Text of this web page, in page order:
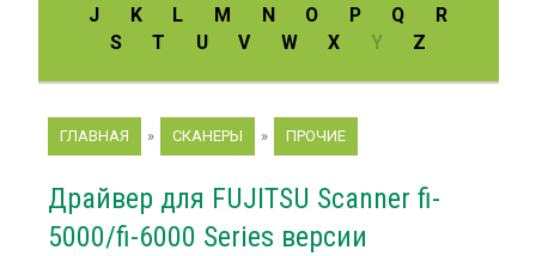
J
K L M N O P Q
R
S
T U V W X Y Z
ГЛАВНАЯ » СКАНЕРЫ » ПРОЧИЕ
Драйвер для FUJITSU Scanner fi-
5000/fi-6000 Series версии